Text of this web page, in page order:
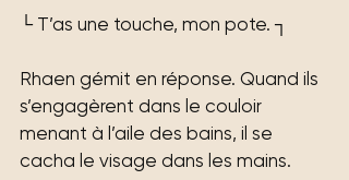
└ T’as une touche, mon pote. ┐
Rhaen gémit en réponse. Quand ils
s’engagèrent dans le couloir
menant à l’aile des bains, il se
cacha le visage dans les mains.